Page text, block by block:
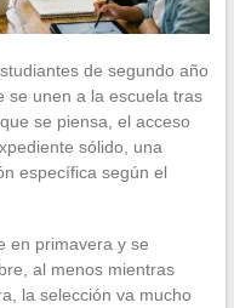
de segundo año
se unen a la escuela tras
se piensa, el acceso
sólido, una
específica según el
en primavera y se
al menos mientras
la selección va mucho